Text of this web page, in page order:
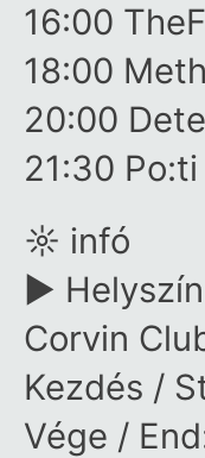
16:00
18:00
20:00
21:30 Po:ti
☼ infó
►
Corvin
Kezdés /
Vége /